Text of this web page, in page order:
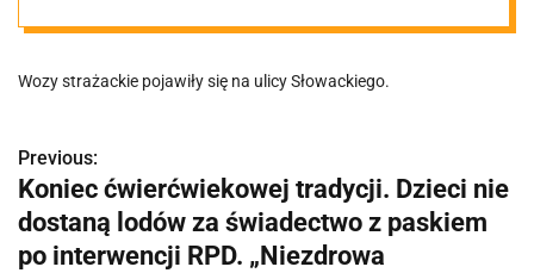
chemicy
Wozy strażackie pojawiły się na ulicy Słowackiego.
N
a
w
Previous:
Koniec ćwierćwiekowej tradycji. Dzieci nie
dostaną lodów za świadectwo z paskiem
po interwencji RPD. „Niezdrowa